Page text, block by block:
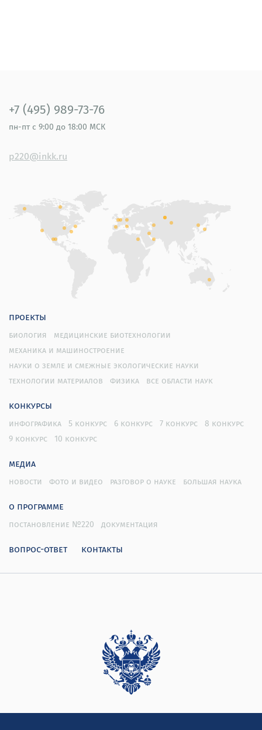
+7 (495) 989-73-76
пн-пт с 9:00 до 18:00 МСК
p220@inkk.ru
проекты
биология
медицинские биотехнологии
механика и машиностроение
науки о земле и смежные экологические науки
технологии материалов
физика все области наук
конкурсы
инфографика 5 конкурс 6 конкурс 7 конкурс
8 конкурс
9 конкурс
10 конкурс
медиа
новости фото и видео разговор о науке большая наука
о программе
постановление №220 документация
вопрос-ответ контакты